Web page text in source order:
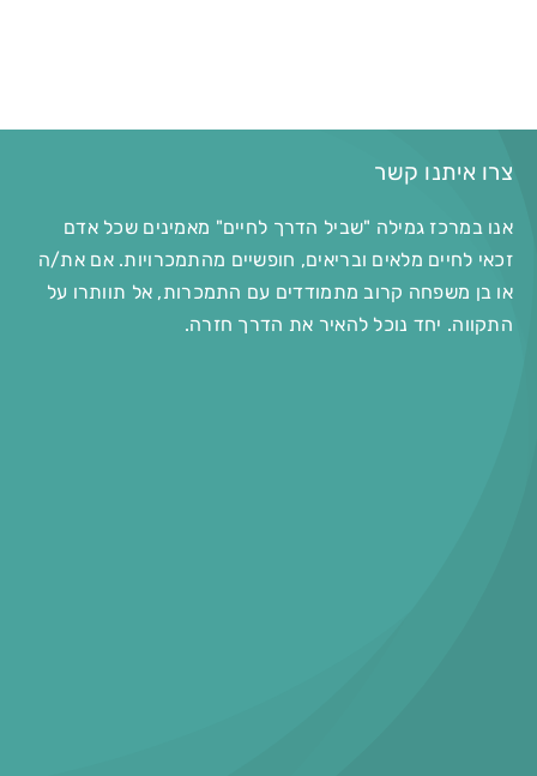
צרו איתנו קשר
אנו במרכז גמילה "שביל הדרך לחיים" מאמינים שכל אדם
זכאי לחיים מלאים ובריאים, חופשיים מהתמכרויות. אם את/ה
או בן משפחה קרוב מתמודדים עם התמכרות, אל תוותרו על
התקווה. יחד נוכל להאיר את הדרך חזרה.